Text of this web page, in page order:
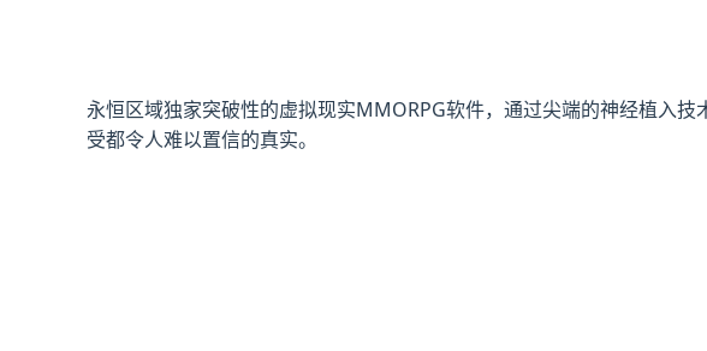
永恒区域独家突破性的虚拟现实MMORPG软件，通过尖端的神经植入
受都令人难以置信的真实。